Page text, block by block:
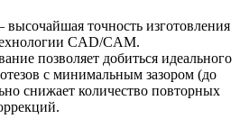
точность изготовления
CAD/CAM.
позволяет добиться идеального
с минимальным зазором (до
снижает количество повторных